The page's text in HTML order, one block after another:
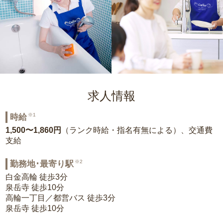
求人情報
時給 ※1
1,500〜1,860円
（ランク時給・指名有無による）、交通費
支給
勤務地･最寄り駅 ※2
白金高輪 徒歩3分
泉岳寺 徒歩10分
高輪一丁目／都営バス 徒歩3分
泉岳寺 徒歩10分